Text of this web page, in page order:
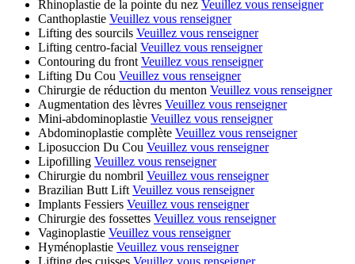
Rhinoplastie de la pointe du nez Veuillez vous renseigner
Canthoplastie Veuillez vous renseigner
Lifting des sourcils Veuillez vous renseigner
Lifting centro-facial Veuillez vous renseigner
Contouring du front Veuillez vous renseigner
Lifting Du Cou Veuillez vous renseigner
Chirurgie de réduction du menton Veuillez vous renseigner
Augmentation des lèvres Veuillez vous renseigner
Mini-abdominoplastie Veuillez vous renseigner
Abdominoplastie complète Veuillez vous renseigner
Liposuccion Du Cou Veuillez vous renseigner
Lipofilling Veuillez vous renseigner
Chirurgie du nombril Veuillez vous renseigner
Brazilian Butt Lift Veuillez vous renseigner
Implants Fessiers Veuillez vous renseigner
Chirurgie des fossettes Veuillez vous renseigner
Vaginoplastie Veuillez vous renseigner
Hyménoplastie Veuillez vous renseigner
Lifting des cuisses Veuillez vous renseigner